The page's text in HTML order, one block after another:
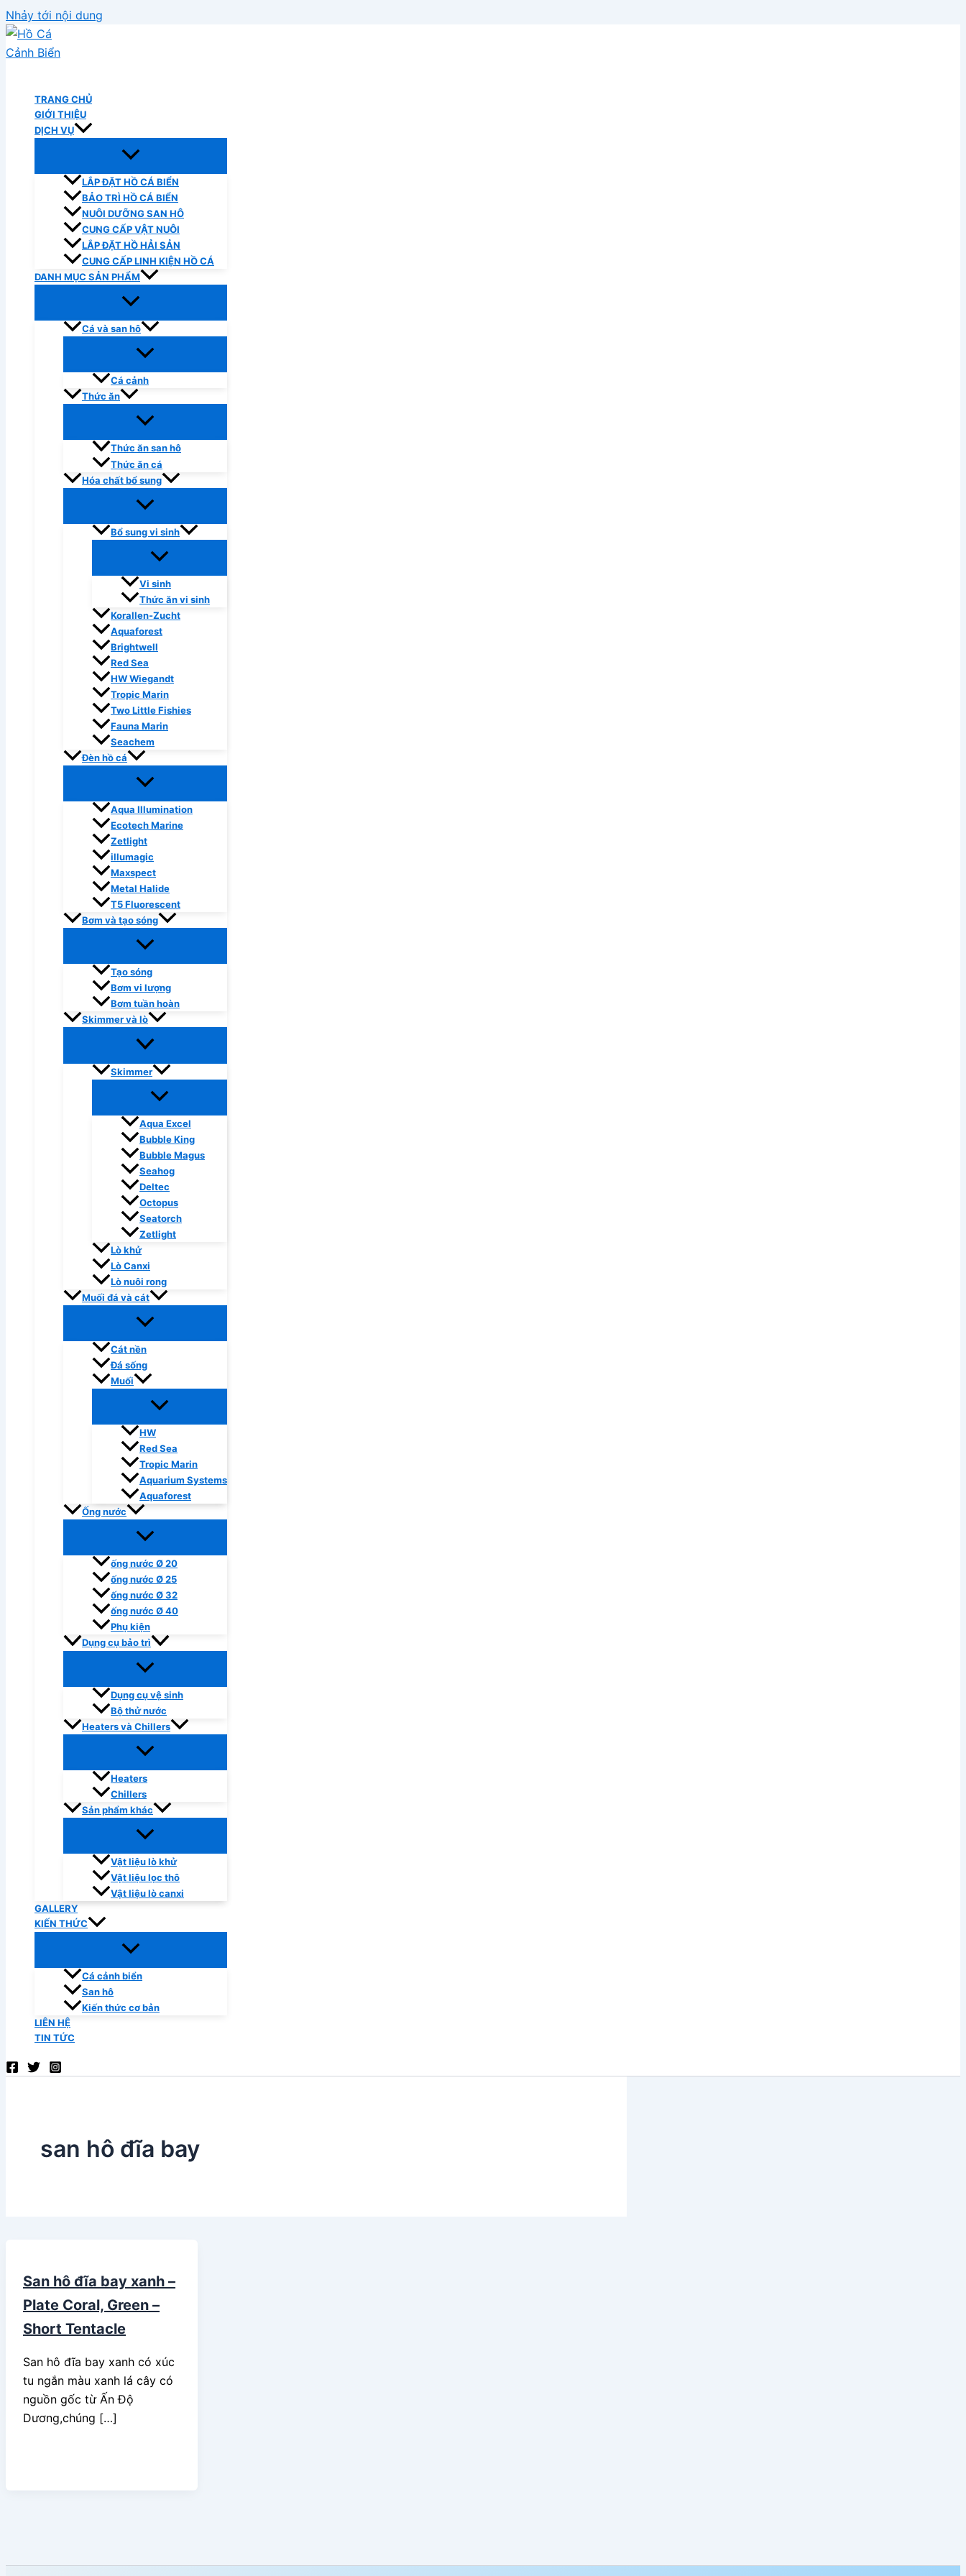
Nhảy tới nội dung
TRANG CHỦ
GIỚI THIỆU
DỊCH VỤ
LẮP ĐẶT HỒ CÁ BIỂN
BẢO TRÌ HỒ CÁ BIỂN
NUÔI DƯỠNG SAN HÔ
CUNG CẤP VẬT NUÔI
LẮP ĐẶT HỒ HẢI SẢN
CUNG CẤP LINH KIỆN HỒ CÁ
DANH MỤC SẢN PHẨM
Cá và san hô
Cá cảnh
Thức ăn
Thức ăn san hô
Thức ăn cá
Hóa chất bổ sung
Bổ sung vi sinh
Vi sinh
Thức ăn vi sinh
Korallen-Zucht
Aquaforest
Brightwell
Red Sea
HW Wiegandt
Tropic Marin
Two Little Fishies
Fauna Marin
Seachem
Đèn hồ cá
Aqua Illumination
Ecotech Marine
Zetlight
illumagic
Maxspect
Metal Halide
T5 Fluorescent
Bơm và tạo sóng
Tạo sóng
Bơm vi lượng
Bơm tuần hoàn
Skimmer và lò
Skimmer
Aqua Excel
Bubble King
Bubble Magus
Seahog
Deltec
Octopus
Seatorch
Zetlight
Lò khử
Lò Canxi
Lò nuôi rong
Muối đá và cát
Cát nền
Đá sống
Muối
HW
Red Sea
Tropic Marin
Aquarium Systems
Aquaforest
Ống nước
ống nước Ø 20
ống nước Ø 25
ống nước Ø 32
ống nước Ø 40
Phụ kiện
Dụng cụ bảo trì
Dụng cụ vệ sinh
Bộ thử nước
Heaters và Chillers
Heaters
Chillers
Sản phẩm khác
Vật liệu lò khử
Vật liệu lọc thô
Vật liệu lò canxi
GALLERY
KIẾN THỨC
Cá cảnh biển
San hô
Kiến thức cơ bản
LIÊN HỆ
TIN TỨC
san hô đĩa bay
San hô đĩa bay xanh –
Plate Coral, Green –
Short Tentacle
San hô đĩa bay xanh có xúc
tu ngắn màu xanh lá cây có
nguồn gốc từ Ấn Độ
Dương,chúng […]